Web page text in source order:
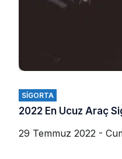
SIGORTA
2022 En Ucuz Araç
29 Temmuz 2022 -